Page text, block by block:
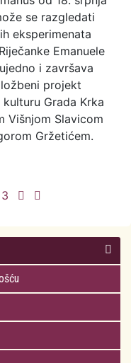
se razgledati
eksperimenata
Emanuele
i završava
projekt
Grada Krka
Višnjom Slavicom
Gržetićem.
3